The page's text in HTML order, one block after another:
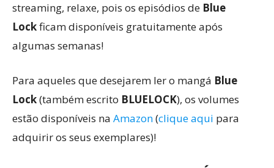
streaming, relaxe, pois os episódios de Blue
Lockficam disponíveis gratuitamente após
algumas semanas!
Para aqueles que desejarem ler o mangá Blue
Lock(também escrito BLUELOCK), os volumes
estão disponíveis na Amazon(clique aqui para
adquirir os seus exemplares)!